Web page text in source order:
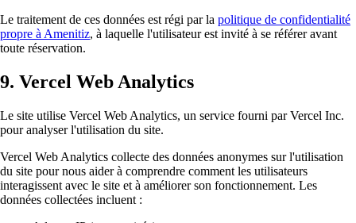
Le traitement de ces données est régi par la politique de confidentialité
propre à Amenitiz, à laquelle l'utilisateur est invité à se référer avant
toute réservation.
9. Vercel Web Analytics
Le site utilise Vercel Web Analytics, un service fourni par Vercel Inc.
pour analyser l'utilisation du site.
Vercel Web Analytics collecte des données anonymes sur l'utilisation
du site pour nous aider à comprendre comment les utilisateurs
interagissent avec le site et à améliorer son fonctionnement. Les
données collectées incluent :